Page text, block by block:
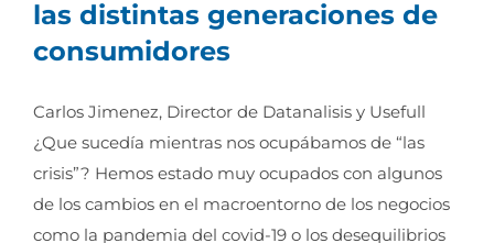
las distintas generaciones de
consumidores
Carlos Jimenez, Director de Datanalisis y Usefull
¿Que sucedía mientras nos ocupábamos de “las
crisis”? Hemos estado muy ocupados con algunos
de los cambios en el macroentorno de los negocios
como la pandemia del covid-19 o los desequilibrios